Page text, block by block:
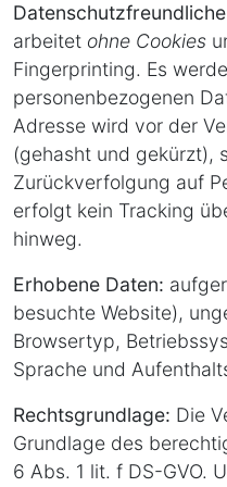
arbeitet ohne Cookies
Fingerprinting. Es
personenbezogenen
Adresse wird vor der
(gehasht und gekürzt),
Zurückverfolgung auf
erfolgt kein Tracking
hinweg.
Erhobene Daten:
besuchte Website),
Browsertyp,
Sprache und
Rechtsgrundlage: Die
Grundlage des
6 Abs. 1 lit. f DS-GVO.